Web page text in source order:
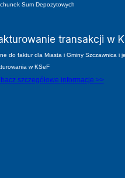
Sum Depozytowych
transakcji w
do faktur dla Miasta i Gminy Szczawnica i
w KSeF
szczegółowe informacje >>